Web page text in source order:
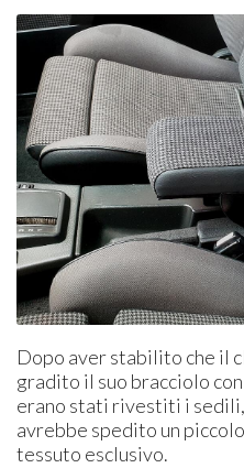
Dopo aver stabilito che il
gradito il suo bracciolo
erano stati rivestiti i
avrebbe spedito un
tessuto esclusivo.